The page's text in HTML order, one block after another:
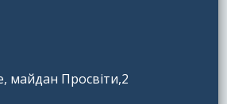
майдан Просвіти,2